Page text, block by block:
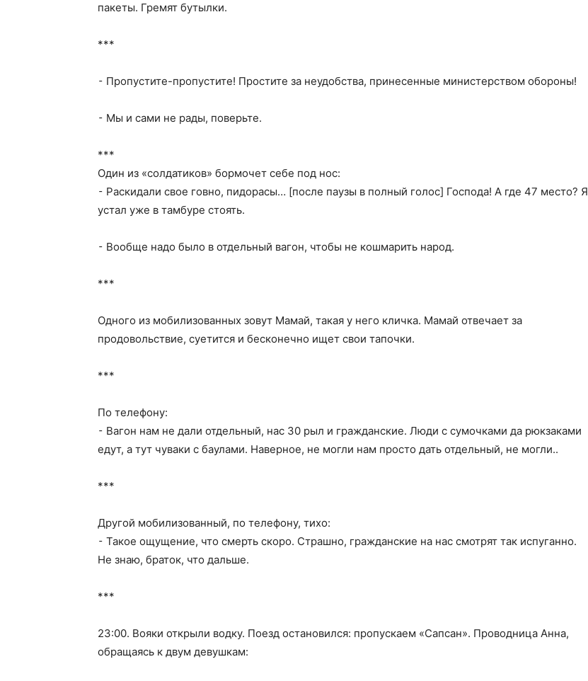
пакеты. Гремят бутылки.
***
⁃ Пропустите-пропустите! Простите за неудобства, принесенные министерством обороны!
⁃ Мы и сами не рады, поверьте.
***
Один из «солдатиков» бормочет себе под нос:
⁃ Раскидали свое говно, пидорасы… [после паузы в полный голос] Господа! А где 47 место? Я
устал уже в тамбуре стоять.
⁃ Вообще надо было в отдельный вагон, чтобы не кошмарить народ.
***
Одного из мобилизованных зовут Мамай, такая у него кличка. Мамай отвечает за
продовольствие, суетится и бесконечно ищет свои тапочки.
***
По телефону:
⁃ Вагон нам не дали отдельный, нас 30 рыл и гражданские. Люди с сумочками да рюкзаками
едут, а тут чуваки с баулами. Наверное, не могли нам просто дать отдельный, не могли..
***
Другой мобилизованный, по телефону, тихо:
⁃ Такое ощущение, что смерть скоро. Страшно, гражданские на нас смотрят так испуганно.
Не знаю, браток, что дальше.
***
23:00. Вояки открыли водку. Поезд остановился: пропускаем «Сапсан». Проводница Анна,
обращаясь к двум девушкам: